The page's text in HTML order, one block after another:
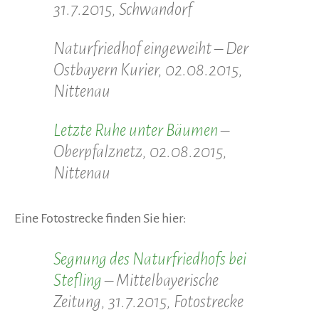
31.7.2015, Schwandorf
Naturfriedhof eingeweiht – Der
Ostbayern Kurier, 02.08.2015,
Nittenau
Letzte Ruhe unter Bäumen–
Oberpfalznetz, 02.08.2015,
Nittenau
Eine Fotostrecke finden Sie hier:
Segnung des Naturfriedhofs bei
Stefling– Mittelbayerische
Zeitung, 31.7.2015, Fotostrecke